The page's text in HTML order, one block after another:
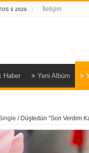
6 2026 İletişim
Haber Yeni Albüm
/ Düştedün “Son Verdim